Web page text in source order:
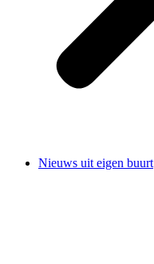
Nieuws uit eigen buurt